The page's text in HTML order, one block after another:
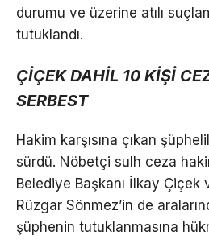
durumu ve üzerine atılı
tutuklandı.
ÇİÇEK DAHİL 10 KİŞİ
SERBEST
Hakim karşısına çıkan
sürdü. Nöbetçi sulh ceza
Belediye Başkanı İlkay Çiçek
Rüzgar Sönmez’in de
şüphenin tutuklanmasına